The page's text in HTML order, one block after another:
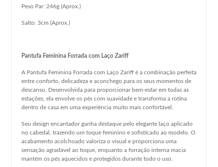
Peso Par: 246g (Aprox.)
Salto: 3cm (Aprox.)
Pantufa Feminina Forrada com Laço Zariff
A Pantufa Feminina Forrada com Laço Zariff é a combinação perfeita
entre conforto, delicadeza e aconchego para os seus momentos de
descanso. Desenvolvida para proporcionar bem-estar em todas as
estações, ela envolve os pés com suavidade e transforma a rotina
dentro de casa em uma experiência muito mais confortável.
Seu design encantador ganha destaque pelo elegante laço aplicado
no cabedal, trazendo um toque feminino e sofisticado ao modelo. O
acabamento acolchoado valoriza o visual e proporciona uma
sensação agradável ao toque, enquanto a forração interna macia
mantém os pés aquecidos e protegidos durante todo o uso.